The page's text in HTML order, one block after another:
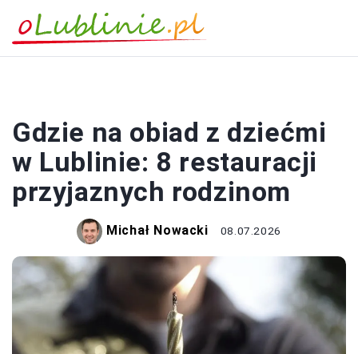
Gdzie na obiad z dziećmi
w Lublinie: 8 restauracji
przyjaznych rodzinom
Michał Nowacki 08.07.2026